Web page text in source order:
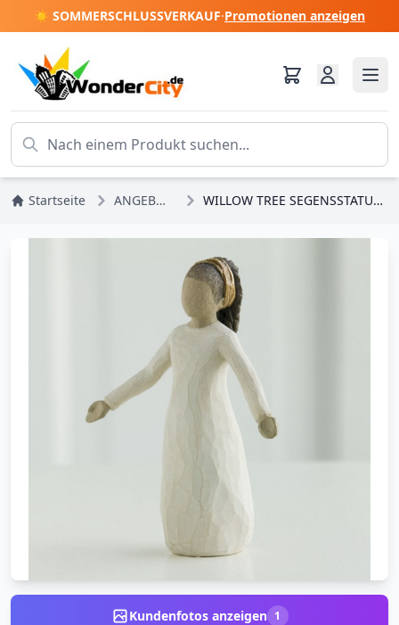
☀️ SOMMERSCHLUSSVERKAUF·Promotionen anzeigen
Startseite ANGEBOTE WILLOW TREE SEGENSSTATUETTE
Kundenfotos anzeigen 1